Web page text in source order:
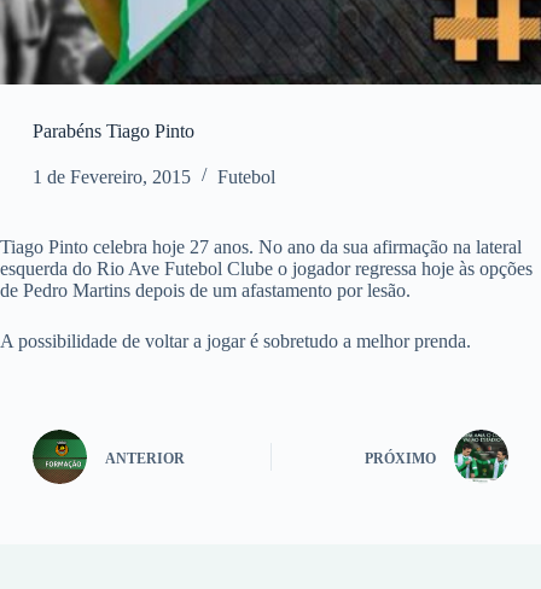
Parabéns Tiago Pinto
1 de Fevereiro, 2015 Futebol
Tiago Pinto celebra hoje 27 anos. No ano da sua afirmação na lateral
esquerda do Rio Ave Futebol Clube o jogador regressa hoje às opções
de Pedro Martins depois de um afastamento por lesão.
A possibilidade de voltar a jogar é sobretudo a melhor prenda.
ANTERIOR PRÓXIMO